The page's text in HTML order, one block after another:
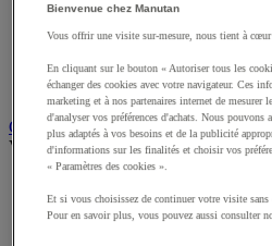
Matériel de projection et
Sonorisation et enregistrement
Système d'affichage
Télévision, lecteur DVD et
Chauffage, climatisation et traitement
Voir toute la catégorie
Climatiseur
Rafraîchisseur d'air
Bienvenue chez Manutan
Vous offrir une visite sur-mesure, nous tient à
En cliquant sur le bouton « Autoriser tous les
échanger des cookies avec votre navigateur. Ces
marketing et à nos partenaires internet de mesurer
d'analyser vos préférences d'achats. Nous
plus adaptés à vos besoins et de la publicité
d'informations sur les finalités et choisir vos
« Paramètres des cookies ».
Et si vous choisissez de continuer votre visite
Pour en savoir plus, vous pouvez aussi consulter